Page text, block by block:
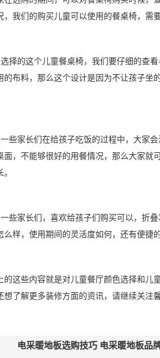
，我们的购买儿童可以使用的餐桌椅，需
择的这个儿童餐桌椅，我们要仔细的查
的布料，那么这个设计是因为不让孩子坐
些家长们在给孩子吃饭的过程中，大家
面，不能够很好的用餐情况，那么大家就
些家长们，喜欢给孩子们购买可以，折
么样，使用期间的灵活度如何，还有便捷
的这些内容就是对儿童餐厅颜色选择和儿
想了解更多装修方面的资讯，请继续关注
电采暖地板选购技巧 电采暖地板品